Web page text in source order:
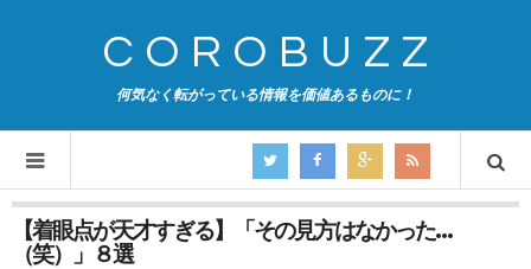
COROBUZZ
何気なく転がっている情報を価値あるものに！
【着眼点が天才すぎる】「その見方はなかった…
（笑）」８選